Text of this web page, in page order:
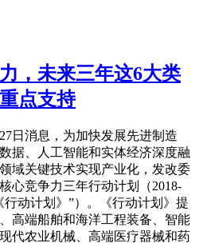
，未来三年这6大类
点支持
日消息，为加快发展先进制造
据、人工智能和实体经济深度融
域关键技术实现产业化，发改委
心竞争力三年行动计划（2018-
行动计划》”）。《行动计划》提
高端船舶和海洋工程装备、智能
代农业机械、高端医疗器械和药